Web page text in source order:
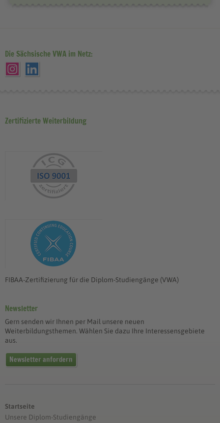
Die Sächsische VWA im Netz:
Zertifizierte Weiterbildung
FIBAA-Zertifizierung für die Diplom-Studiengänge (VWA)
Newsletter
Gern senden wir Ihnen per Mail unsere neuen
Weiterbildungsthemen. Wählen Sie dazu Ihre Interessensgebiete
aus.
Newsletter anfordern
Startseite
Unsere Diplom-Studiengänge